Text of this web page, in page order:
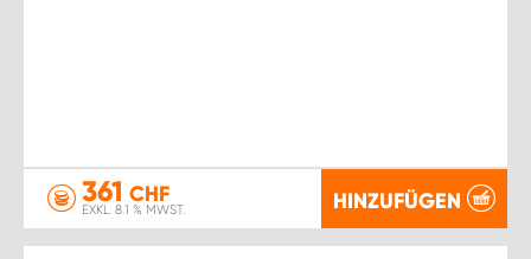
361 CHF
EXKL. 8.1 % MWST. HINZUFÜGEN